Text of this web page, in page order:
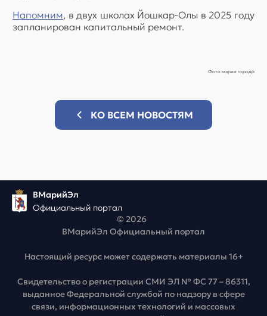
Напомним, в двух школах Йошкар-Олы в 2025 году
запланирован капитальный ремонт.
Фото мэрии города
КО ВСЕМ НОВОСТЯМ
ВМарийЭл
Официальный портал
© 2026
ВМарийЭл Официальный портал
Настоящий ресурс может содержать материалы 16+
Свидетельство о регистрации СМИ ЭЛ № ФС 77 – 86311,
выданное Федеральной службой по надзору в сфере
связи, информационных технологий и массовых